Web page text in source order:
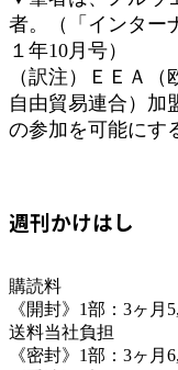
者。（「インター
１年10月号）
（訳注）ＥＥＡ
自由貿易連合）加
の参加を可能にす
週刊かけはし
購読料
《開封》1部：3ヶ
送料当社負担
《密封》1部：3ヶ月